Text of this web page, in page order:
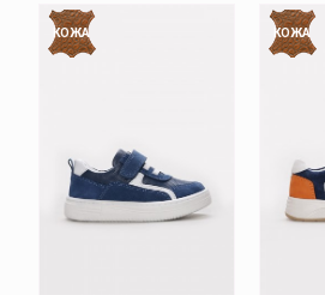
КОЖА КОЖА